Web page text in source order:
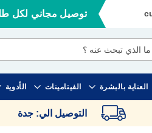
توصيل مجاني لكل طلباتك
العناية بالبشرة الفيتامينات الأدوية
التوصيل الي: جدة